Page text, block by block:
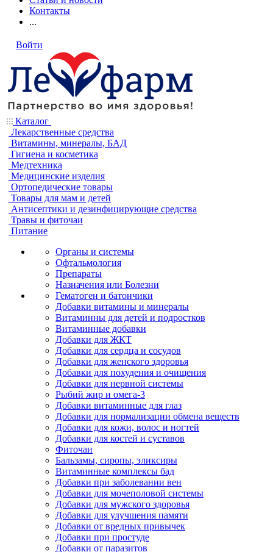
Контакты
...
Войти
Каталог
Лекарственные средства
Витамины, минералы, БАД
Гигиена и косметика
Медтехника
Медицинские изделия
Ортопедические товары
Товары для мам и детей
Антисептики и дезинфицирующие средства
Травы и фиточаи
Питание
Органы и системы
Офтальмология
Препараты
Назначения или Болезни
Гематоген и батончики
Добавки витамины и минералы
Витаминны для детей и подростков
Витаминные добавки
Добавки для ЖКТ
Добавки для сердца и сосудов
Добавки для женского здоровья
Добавки для похудения и очищения
Добавки для нервной системы
Рыбий жир и омега-3
Добавки витаминные для глаз
Добавки для нормализации обмена веществ
Добавки для кожи, волос и ногтей
Добавки для костей и суставов
Фиточаи
Бальзамы, сиропы, эликсиры
Витаминные комплексы бад
Добавки при заболевании вен
Добавки для мочеполовой системы
Добавки для мужского здоровья
Добавки для улучшения памяти
Добавки от вредных привычек
Добавки при простуде
Добавки от паразитов